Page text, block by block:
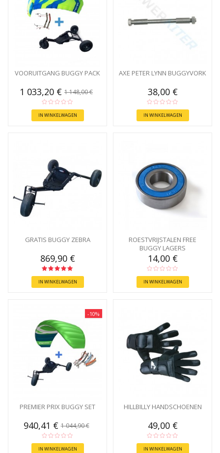
VOORUITGANG BUGGY PACK
1 033,20 € 1 148,00 €
IN WINKELWAGEN
AXE PETER LYNN BUGGYVORK
38,00 €
IN WINKELWAGEN
GRATIS BUGGY ZEBRA
869,90 €
IN WINKELWAGEN
ROESTVRIJSTALEN FREE
BUGGY LAGERS
14,00 €
IN WINKELWAGEN
-10%
PREMIER PRIX BUGGY SET
940,41 €1 044,90 €
IN WINKELWAGEN
HILLBILLY HANDSCHOENEN
49,00 €
IN WINKELWAGEN